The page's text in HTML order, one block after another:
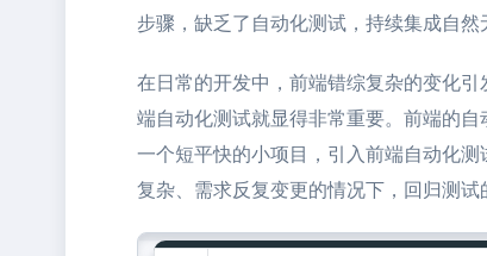
步骤，缺乏了自动化测试，持续集成自然
在日常的开发中，前端错综复杂的变化
端自动化测试就显得非常重要。前端的
一个短平快的小项目，引入前端自动化
复杂、需求反复变更的情况下，回归测试